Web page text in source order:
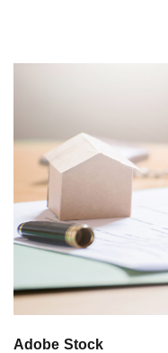
Adobe Stock